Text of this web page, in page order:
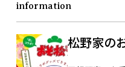
information
松野家の